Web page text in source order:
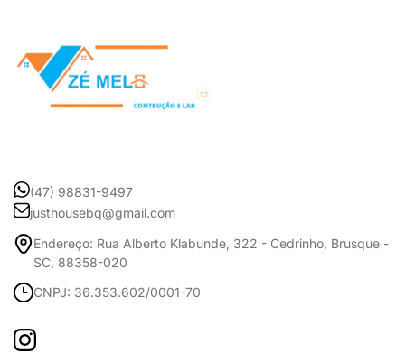
(47) 98831-9497
justhousebq@gmail.com
Endereço: Rua Alberto Klabunde, 322 - Cedrinho, Brusque -
SC, 88358-020
CNPJ: 36.353.602/0001-70